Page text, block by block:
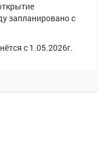
запланировано с
с 1.05.2026г.